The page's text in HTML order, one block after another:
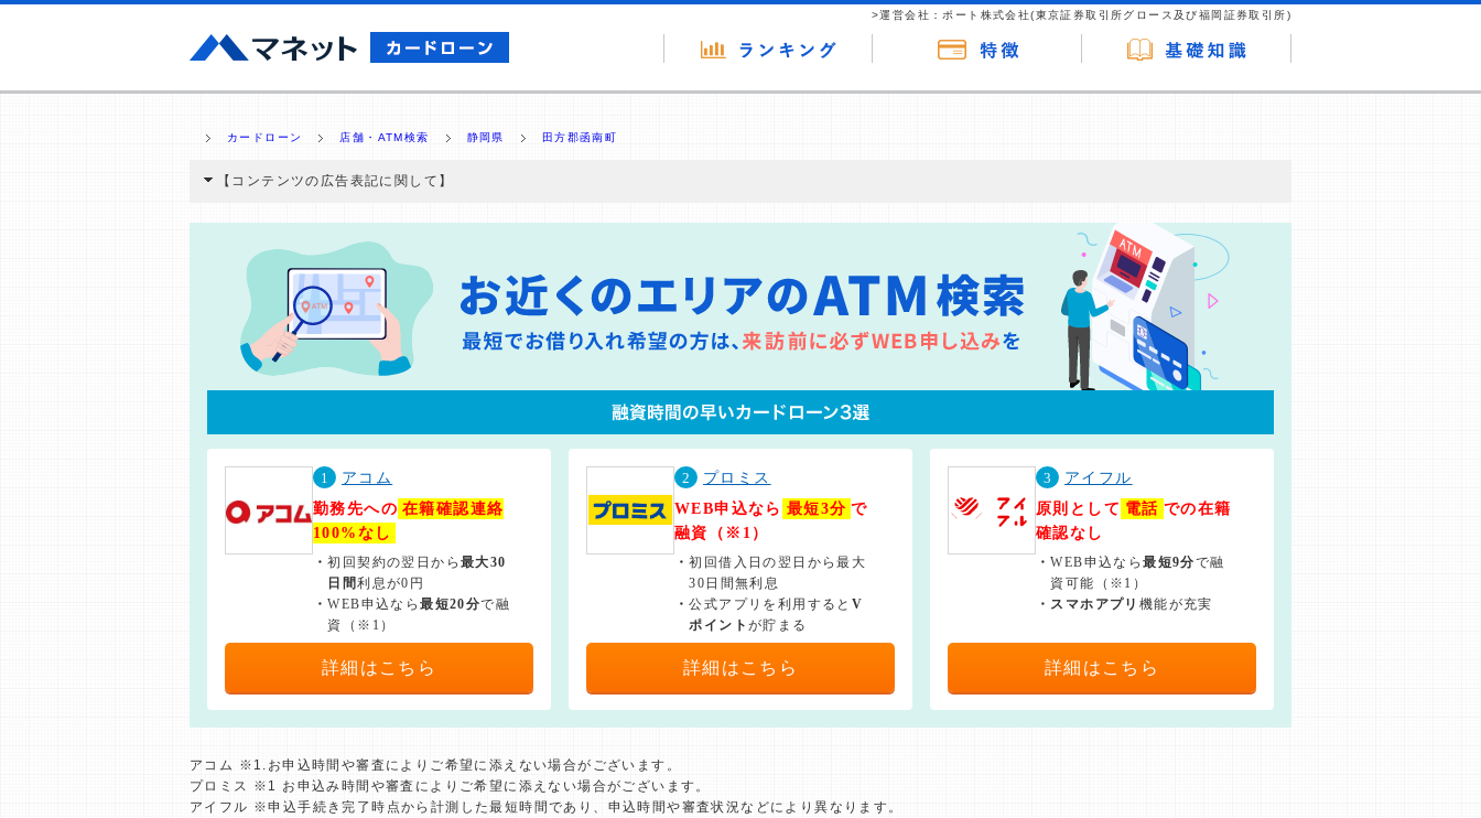
>運営会社：ポート株式会社(東京証券取引所グロース及び福岡証券取引所)
カードローン 店舗・ATM検索 静岡県 田方郡函南町
【コンテンツの広告表記に関して】
と弊社に対して企業から紹介報酬が支払われるという収益モデルです。 ただし、特定の商品を根拠なくPRするものではなく、当編集部の調査／ユーザーへの口コ
ミ収集などに基づき、公平性を担保した情報提供を行っています。
>提携企業一覧
1
アコム
勤務先への 在籍確認連絡
100%なし
・初回契約の翌日から最大30
日間利息が0円
・WEB申込なら最短20分で融
資（※1）
詳細はこちら
2
プロミス
WEB申込なら 最短3分 で
融資（※1）
・初回借入日の翌日から最大
30日間無利息
・公式アプリを利用すると V
ポイントが貯まる
詳細はこちら
3
アイフル
原則として 電話 での在籍
確認なし
・WEB申込なら最短9分で融
資可能（※1）
・ スマホアプリ 機能が充実
詳細はこちら
アコム ※1.お申込時間や審査によりご希望に添えない場合がございます。
プロミス ※1 お申込み時間や審査によりご希望に添えない場合がございます。
アイフル ※申込手続き完了時点から計測した最短時間であり、申込時間や審査状況などにより異なります。